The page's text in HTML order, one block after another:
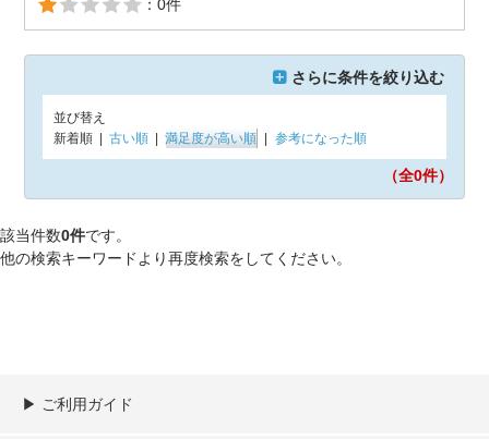
：0件
さらに条件を絞り込む
並び替え
新着順
古い順 満足度が高い順 参考になった順
（全0件）
該当件数0件です。
他の検索キーワードより再度検索をしてください。
▶︎ ご利用ガイド